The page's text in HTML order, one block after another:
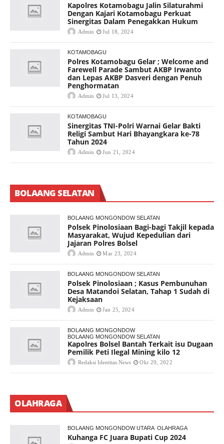
Kapolres Kotamobagu Jalin Silaturahmi
Dengan Kajari Kotamobagu Perkuat
Sinergitas Dalam Penegakkan Hukum
Admin Jul 18, 2024
KOTAMOBAGU
Polres Kotamobagu Gelar ; Welcome and
Farewell Parade Sambut AKBP Irwanto
dan Lepas AKBP Dasveri dengan Penuh
Penghormatan
Admin Jul 13, 2024
KOTAMOBAGU
Sinergitas TNI-Polri Warnai Gelar Bakti
Religi Sambut Hari Bhayangkara ke-78
Tahun 2024
Admin Jun 21, 2024
BOLAANG SELATAN
BOLAANG MONGONDOW SELATAN
Polsek Pinolosiaan Bagi-bagi Takjil kepada
Masyarakat, Wujud Kepedulian dari
Jajaran Polres Bolsel
Admin Mar 23, 2024
BOLAANG MONGONDOW SELATAN
Polsek Pinolosiaan ; Kasus Pembunuhan
Desa Matandoi Selatan, Tahap 1 Sudah di
Kejaksaan
Admin Jan 25, 2024
BOLAANG MONGONDOW
BOLAANG MONGONDOW SELATAN
Kapolres Bolsel Bantah Terkait isu Dugaan
Pemilik Peti Ilegal Mining kilo 12
Redaksi Identitas News Okt 29, 2022
OLAHRAGA
BOLAANG MONGONDOW UTARA OLAHRAGA
Kuhanga FC Juara Bupati Cup 2024